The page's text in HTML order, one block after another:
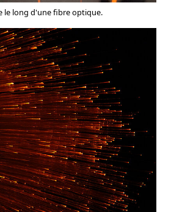
le long d'une fibre optique.